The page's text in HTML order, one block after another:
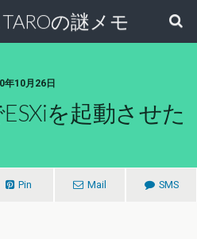
の謎メモ
年10月26日
を起動させた
Pin Mail SMS